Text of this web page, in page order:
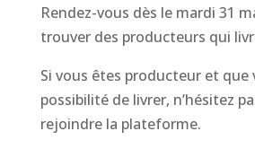
Rendez-vous dès le mardi 31
trouver des producteurs qui
Si vous êtes producteur et que
possibilité de livrer, n’hésitez
rejoindre la plateforme.